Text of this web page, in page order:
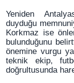
Yeniden
duyduğu
Korkmaz ise
bulunduğunu
önemine vurgu
teknik ekip,
doğrultusunda